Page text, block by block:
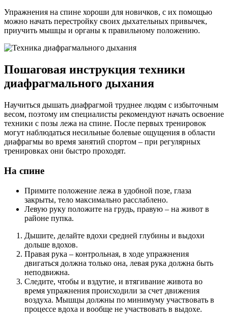
Упражнения на спине хороши для новичков, с их помощью
можно начать перестройку своих дыхательных привычек,
приучить мышцы и органы к правильному положению.
Пошаговая инструкция техники
диафрагмального дыхания
Научиться дышать диафрагмой труднее людям с избыточным
весом, поэтому им специалисты рекомендуют начать освоение
техники с позы лежа на спине. После первых тренировок
могут наблюдаться несильные болевые ощущения в области
диафрагмы во время занятий спортом – при регулярных
тренировках они быстро проходят.
На спине
Примите положение лежа в удобной позе, глаза
закрыты, тело максимально расслаблено.
Левую руку положите на грудь, правую – на живот в
районе пупка.
Дышите, делайте вдохи средней глубины и выдохи
дольше вдохов.
Правая рука – контрольная, в ходе упражнения
двигаться должна только она, левая рука должна быть
неподвижна.
Следите, чтобы и вздутие, и втягивание живота во
время упражнения происходили за счет движения
воздуха. Мышцы должны по минимуму участвовать в
процессе вдоха и вообще не участвовать в выдохе.